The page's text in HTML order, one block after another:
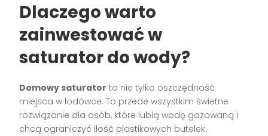
Dlaczego warto
zainwestować w
saturator do wody?
Domowy saturator to nie tylko oszczędność
miejsca w lodówce. To przede wszystkim świetne
rozwiązanie dla osób, które lubią wodę gazowaną i
chcą ograniczyć ilość plastikowych butelek.